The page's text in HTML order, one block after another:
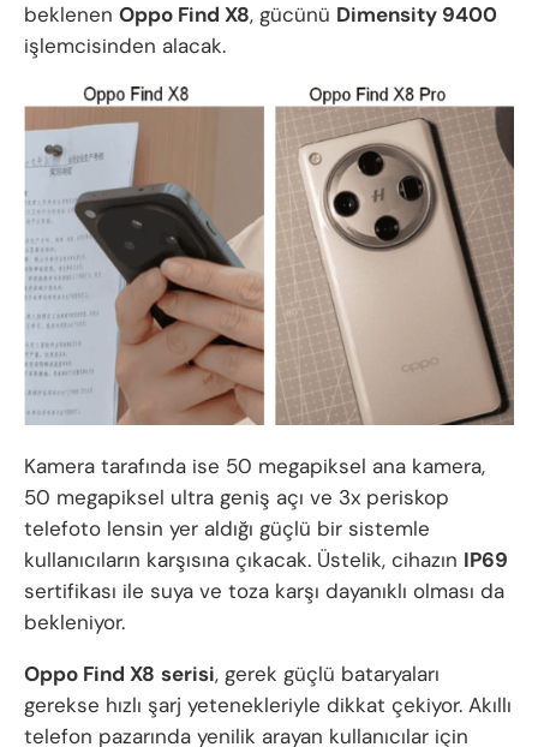
beklenen Oppo Find X8, gücünü Dimensity 9400
işlemcisinden alacak.
Kamera tarafında ise 50 megapiksel ana kamera,
50 megapiksel ultra geniş açı ve 3x periskop
telefoto lensin yer aldığı güçlü bir sistemle
kullanıcıların karşısına çıkacak. Üstelik, cihazın IP69
sertifikası ile suya ve toza karşı dayanıklı olması da
bekleniyor.
Oppo Find X8 serisi, gerek güçlü bataryaları
gerekse hızlı şarj yetenekleriyle dikkat çekiyor. Akıllı
telefon pazarında yenilik arayan kullanıcılar için